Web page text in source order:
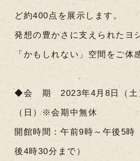
ど約400点を展示します。
発想の豊かさに支えられたヨ
「かもしれない」空間をご体
◆会 期 2023年4月8日（土
（日）※会期中無休
開館時間：午前9時～午後5時
後4時30分まで）